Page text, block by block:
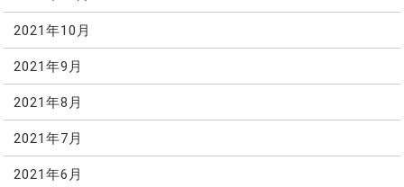
2021年10月
2021年9月
2021年8月
2021年7月
2021年6月